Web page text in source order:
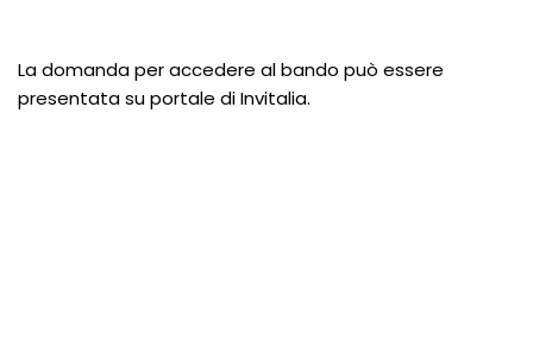
La domanda per accedere al bando può essere
presentata su portale di Invitalia.